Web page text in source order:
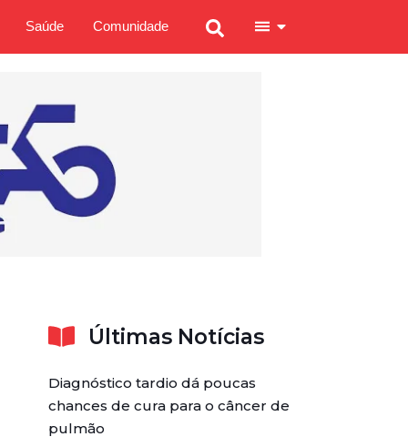
Saúde Comunidade
Últimas Notícias
Diagnóstico tardio dá poucas
chances de cura para o câncer de
pulmão